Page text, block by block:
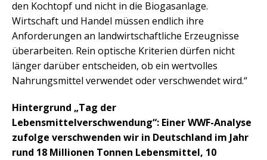
den Kochtopf und nicht in die Biogasanlage.
Wirtschaft und Handel müssen endlich ihre
Anforderungen an landwirtschaftliche Erzeugnisse
überarbeiten. Rein optische Kriterien dürfen nicht
länger darüber entscheiden, ob ein wertvolles
Nahrungsmittel verwendet oder verschwendet wird.“
Hintergrund „Tag der
Lebensmittelverschwendung“: Einer WWF-Analyse
zufolge verschwenden wir in Deutschland im Jahr
rund 18 Millionen Tonnen Lebensmittel, 10